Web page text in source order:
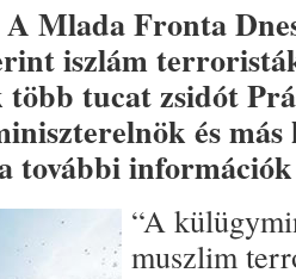
A Mlada Fronta
iszlám
tucat zsidót
és
további
“A
muszlim